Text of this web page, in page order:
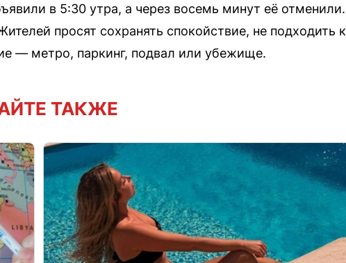
в 5:30 утра, а через восемь минут её отменили.
просят сохранять спокойствие, не подходить к
— метро, паркинг, подвал или убежище.
ТАКЖЕ